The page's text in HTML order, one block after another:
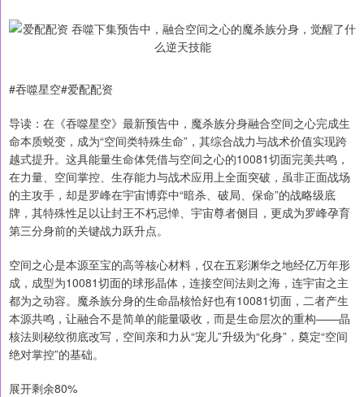
#吞噬星空#爱配配资
导读：在《吞噬星空》最新预告中，魔杀族分身融合空间之心完成生
命本质蜕变，成为“空间类特殊生命”，其综合战力与战术价值实现跨
越式提升。这具能量生命体凭借与空间之心的10081切面完美共鸣，
在力量、空间掌控、生存能力与战术应用上全面突破，虽非正面战场
的主攻手，却是罗峰在宇宙博弈中“暗杀、破局、保命”的战略级底
牌，其特殊性足以让封王不朽忌惮、宇宙尊者侧目，更成为罗峰孕育
第三分身前的关键战力跃升点。
空间之心是本源至宝的高等核心材料，仅在五彩渊华之地经亿万年形
成，成型为10081切面的球形晶体，连接空间法则之海，连宇宙之主
都为之动容。魔杀族分身的生命晶核恰好也有10081切面，二者产生
本源共鸣，让融合不是简单的能量吸收，而是生命层次的重构——晶
核法则秘纹彻底改写，空间亲和力从“宠儿”升级为“化身”，奠定“空间
绝对掌控”的基础。
展开剩余80%